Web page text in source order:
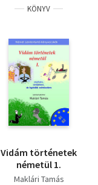
KÖNYV
Vidám történetek
németül 1.
Maklári Tamás